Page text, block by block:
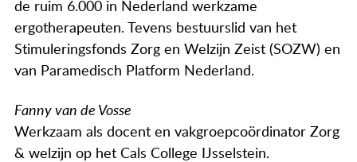
de ruim 6.000 in Nederland werkzame
ergotherapeuten. Tevens bestuurslid van het
Stimuleringsfonds Zorg en Welzijn Zeist (SOZW) en
van Paramedisch Platform Nederland.
Fanny van de Vosse
Werkzaam als docent en vakgroepcoördinator Zorg
& welzijn op het Cals College IJsselstein.